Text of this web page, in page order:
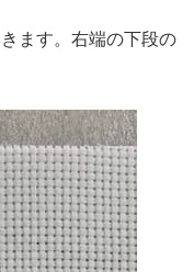
きます。右端の下段の